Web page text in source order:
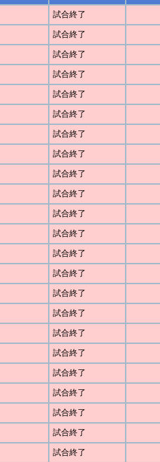
試合終了
試合終了
試合終了
試合終了
試合終了
試合終了
試合終了
試合終了
試合終了
試合終了
試合終了
試合終了
試合終了
試合終了
試合終了
試合終了
試合終了
試合終了
試合終了
試合終了
試合終了
試合終了
試合終了